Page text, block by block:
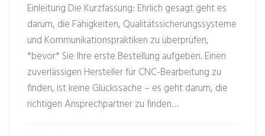
Einleitung Die Kurzfassung: Ehrlich gesagt geht es
darum, die Fähigkeiten, Qualitätssicherungssysteme
und Kommunikationspraktiken zu überprüfen,
*bevor* Sie Ihre erste Bestellung aufgeben. Einen
zuverlässigen Hersteller für CNC-Bearbeitung zu
finden, ist keine Glückssache – es geht darum, die
richtigen Ansprechpartner zu finden…